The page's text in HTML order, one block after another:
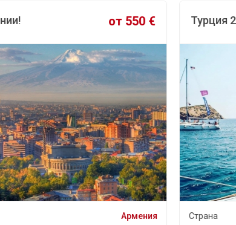
от 550 €
Армения
Турция 2021!
Страна